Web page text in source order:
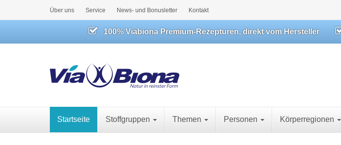
Über uns Service News- und Bonusletter Kontakt
100% Viabiona Premium-Rezepturen, direkt vom Hersteller
Startseite Stoffgruppen Themen Personen Körperregionen